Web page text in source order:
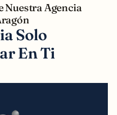
Nuestra Agencia
Solo
En Ti